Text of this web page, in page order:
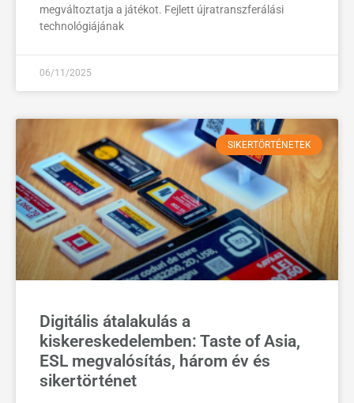
megváltoztatja a játékot. Fejlett újratranszferálási
technológiájának
06/11/2025
SIKERTÖRTÉNETEK
Digitális átalakulás a
kiskereskedelemben: Taste of Asia,
ESL megvalósítás, három év és
sikertörténet